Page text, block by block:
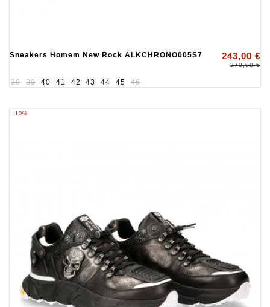
Sneakers Homem New Rock ALKCHRONO005S7 243,00 €
270,00 €
38 39 40 41 42 43 44 45 46
-10%